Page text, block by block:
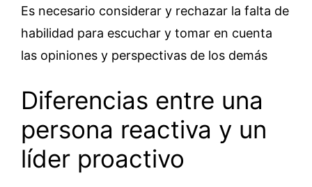
Es necesario considerar y rechazar la falta de
habilidad para escuchar y tomar en cuenta
las opiniones y perspectivas de los demás
Diferencias entre una
persona reactiva y un
líder proactivo